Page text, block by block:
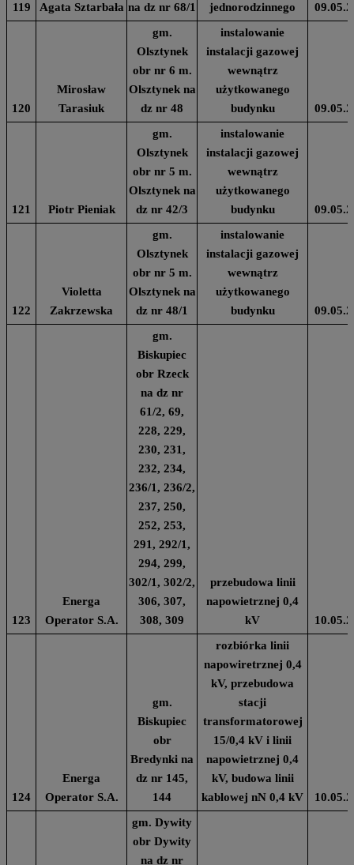
119 Agata Sztarbała na dz nr 68/1
jednorodzinnego
120
Mirosław
Tarasiuk
gm.
Olsztynek
obr nr 6 m.
Olsztynek na
dz nr 48
instalowanie
instalacji gazowej
wewnątrz
użytkowanego
budynku
121 Piotr Pieniak
gm.
Olsztynek
obr nr 5 m.
Olsztynek na
dz nr 42/3
instalowanie
instalacji gazowej
wewnątrz
użytkowanego
budynku
122
Violetta
Zakrzewska
gm.
Olsztynek
obr nr 5 m.
Olsztynek na
dz nr 48/1
instalowanie
instalacji gazowej
wewnątrz
użytkowanego
budynku
123
Energa
Operator S.A.
gm.
Biskupiec
obr Rzeck
na dz nr
61/2, 69,
228, 229,
230, 231,
232, 234,
236/1, 236/2,
237, 250,
252, 253,
291, 292/1,
294, 299,
302/1, 302/2,
306, 307,
308, 309
przebudowa linii
napowietrznej 0,4
kV
124
Energa
Operator S.A.
gm.
Biskupiec
obr
Bredynki na
dz nr 145,
144
rozbiórka linii
napowiretrznej 0,4
kV, przebudowa
stacji
transformatorowej
15/0,4 kV i linii
napowietrznej 0,4
kV, budowa linii
kablowej nN 0,4 kV
gm. Dywity
obr Dywity
na dz nr